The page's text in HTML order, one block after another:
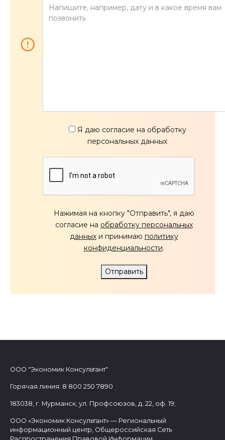
Я даю согласие на обработку
персональных данных
Нажимая на кнопку "Отправить", я даю
согласие на обработку персональных
данныхи принимаю политику
конфиденциальности.
Отправить
ООО "Экономик Консультант"
Горячая линия: 8 800 250 7890
183038, г. Мурманск, ул. Профсоюзов, д. 22, оф. 19;
ООО «Экономик Консультант» — Региональный
информационный центр, Общероссийская Сеть